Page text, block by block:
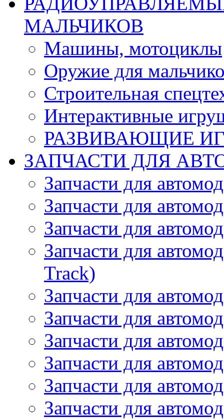
МАЛЬЧИКОВ
Машины, мотоциклы
Оружие для
Строительная
Интерактивные
РАЗВИВАЮЩИЕ
ЗАПЧАСТИ ДЛЯ
Запчасти для
Запчасти для
Запчасти для
Запчасти для
Track)
Запчасти для
Запчасти для
Запчасти для
Запчасти для
Запчасти для
Запчасти для